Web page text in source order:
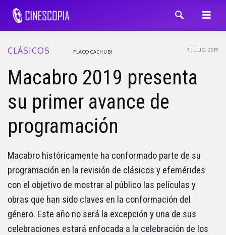
CLÁSICOS 7 JULIO, 2019
FLACO CACHUBI
Macabro 2019 presenta
su primer avance de
programación
Macabro históricamente ha conformado parte de su
programación en la revisión de clásicos y efemérides
con el objetivo de mostrar al público las películas y
obras que han sido claves en la conformación del
género. Este año no será la excepción y una de sus
celebraciones estará enfocada a la celebración de los